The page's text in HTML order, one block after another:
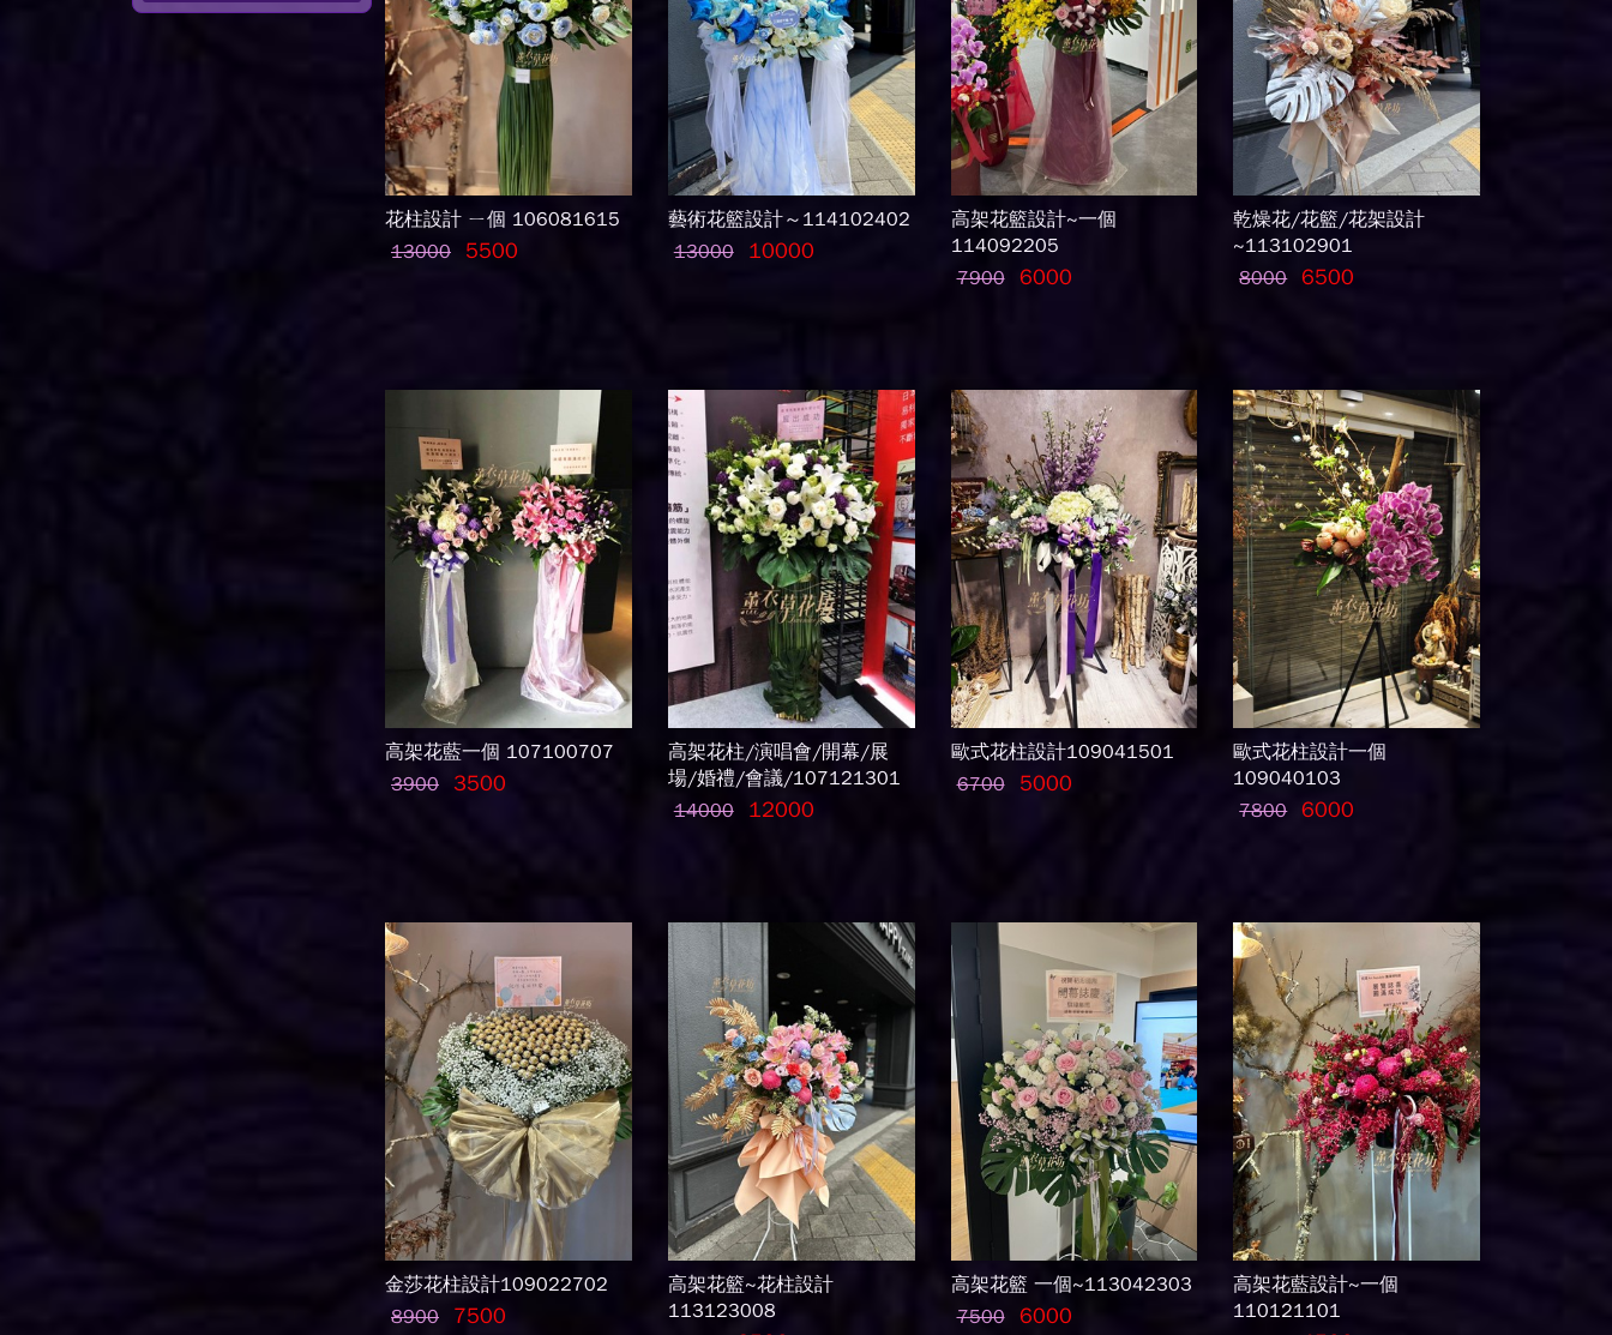
花柱設計 ㄧ個 106081615
13000
5500
藝術花籃設計～114102402
13000
10000
高架花籃設計~一個
114092205
7900
6000
乾燥花/花籃/花架設計
~113102901
8000 6500
高架花藍一個 107100707
3900 3500
高架花柱/演唱會/開幕/展
場/婚禮/會議/107121301
14000
12000
歐式花柱設計109041501
6700
5000
歐式花柱設計一個
109040103
7800 6000
金莎花柱設計109022702
8900
7500
高架花籃~花柱設計
113123008
高架花籃 一個~113042303
7500
6000
高架花藍設計~一個
110121101